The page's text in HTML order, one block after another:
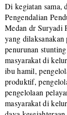
Di kegiatan sama,
Pengendalian
Medan dr Suryadi
yang
penurunan
masyarakat di
ibu hamil,
produktif,
pengelolaan
masyarakat di